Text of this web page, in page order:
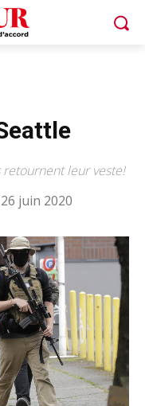
retournent leur veste!
26 juin 2020